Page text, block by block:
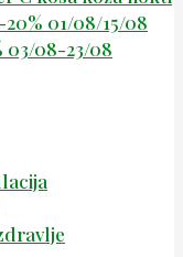
01/08/15/08
03/08-23/08